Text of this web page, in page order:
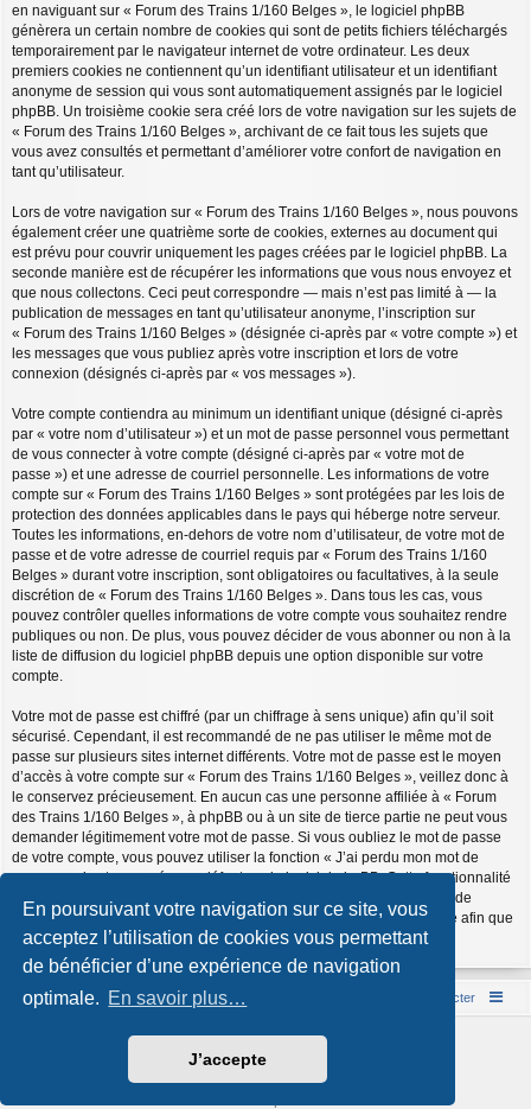
En poursuivant votre navigation sur ce site, vous
acceptez l’utilisation de cookies vous permettant
de bénéficier d’une expérience de navigation
optimale. En savoir plus…
J’accepte
en naviguant sur « Forum des Trains 1/160 Belges », le logiciel phpBB
génèrera un certain nombre de cookies qui sont de petits fichiers téléchargés
temporairement par le navigateur internet de votre ordinateur. Les deux
premiers cookies ne contiennent qu’un identifiant utilisateur et un identifiant
anonyme de session qui vous sont automatiquement assignés par le logiciel
phpBB. Un troisième cookie sera créé lors de votre navigation sur les sujets de
« Forum des Trains 1/160 Belges », archivant de ce fait tous les sujets que
vous avez consultés et permettant d’améliorer votre confort de navigation en
tant qu’utilisateur.
Lors de votre navigation sur « Forum des Trains 1/160 Belges », nous pouvons
également créer une quatrième sorte de cookies, externes au document qui
est prévu pour couvrir uniquement les pages créées par le logiciel phpBB. La
seconde manière est de récupérer les informations que vous nous envoyez et
que nous collectons. Ceci peut correspondre — mais n’est pas limité à — la
publication de messages en tant qu’utilisateur anonyme, l’inscription sur
« Forum des Trains 1/160 Belges » (désignée ci-après par « votre compte ») et
les messages que vous publiez après votre inscription et lors de votre
connexion (désignés ci-après par « vos messages »).
Votre compte contiendra au minimum un identifiant unique (désigné ci-après
par « votre nom d’utilisateur ») et un mot de passe personnel vous permettant
de vous connecter à votre compte (désigné ci-après par « votre mot de
passe ») et une adresse de courriel personnelle. Les informations de votre
compte sur « Forum des Trains 1/160 Belges » sont protégées par les lois de
protection des données applicables dans le pays qui héberge notre serveur.
Toutes les informations, en-dehors de votre nom d’utilisateur, de votre mot de
passe et de votre adresse de courriel requis par « Forum des Trains 1/160
Belges » durant votre inscription, sont obligatoires ou facultatives, à la seule
discrétion de « Forum des Trains 1/160 Belges ». Dans tous les cas, vous
pouvez contrôler quelles informations de votre compte vous souhaitez rendre
publiques ou non. De plus, vous pouvez décider de vous abonner ou non à la
liste de diffusion du logiciel phpBB depuis une option disponible sur votre
compte.
Votre mot de passe est chiffré (par un chiffrage à sens unique) afin qu’il soit
sécurisé. Cependant, il est recommandé de ne pas utiliser le même mot de
passe sur plusieurs sites internet différents. Votre mot de passe est le moyen
d’accès à votre compte sur « Forum des Trains 1/160 Belges », veillez donc à
le conservez précieusement. En aucun cas une personne affiliée à « Forum
des Trains 1/160 Belges », à phpBB ou à un site de tierce partie ne peut vous
demander légitimement votre mot de passe. Si vous oubliez le mot de passe
de votre compte, vous pouvez utiliser la fonction « J’ai perdu mon mot de
passe » qui est proposée par défaut sur le logiciel phpBB. Cette fonctionnalité
vous demandera de spécifier votre nom d’utilisateur et votre adresse de
courriel et le logiciel phpBB générera alors un nouveau mot de passe afin que
vous puissiez reprendre le contrôle de votre compte.
Accueil du forum Nous contacter
Développé parphpBB® Forum Software © phpBB Limited
Style parArty- phpBB 3.3 par MrGaby
©